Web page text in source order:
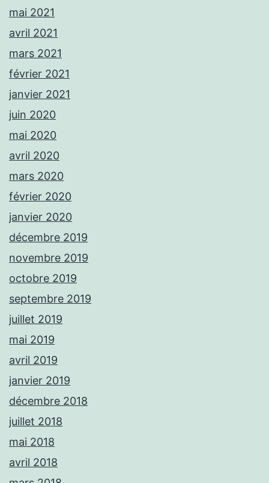
mai 2021
avril 2021
mars 2021
février 2021
janvier 2021
juin 2020
mai 2020
avril 2020
mars 2020
février 2020
janvier 2020
décembre 2019
novembre 2019
octobre 2019
septembre 2019
juillet 2019
mai 2019
avril 2019
janvier 2019
décembre 2018
juillet 2018
mai 2018
avril 2018